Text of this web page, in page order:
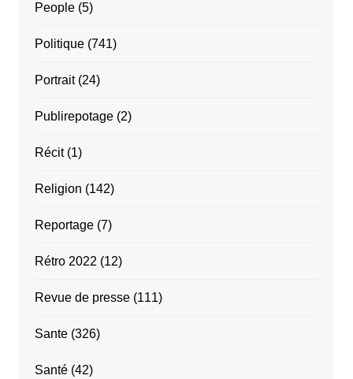
People(5)
Politique(741)
Portrait(24)
Publirepotage(2)
Récit(1)
Religion (142)
Reportage(7)
Rétro 2022 (12)
Revue de presse(111)
Sante(326)
Santé(42)